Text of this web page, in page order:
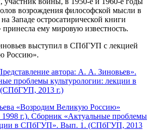
возрождения философской мысли в
Западе остросатирической книги
ему мировую известность.
выступил в СПбГУП с лекцией
Россию».
автора: А. А. Зиновьев».
проблемы культурологии: лекции в
2013 г.)
«Возродим Великую Россию»
г.). Сборник «Актуальные проблемы
в СПбГУП». Вып. 1. (СПбГУП, 2013